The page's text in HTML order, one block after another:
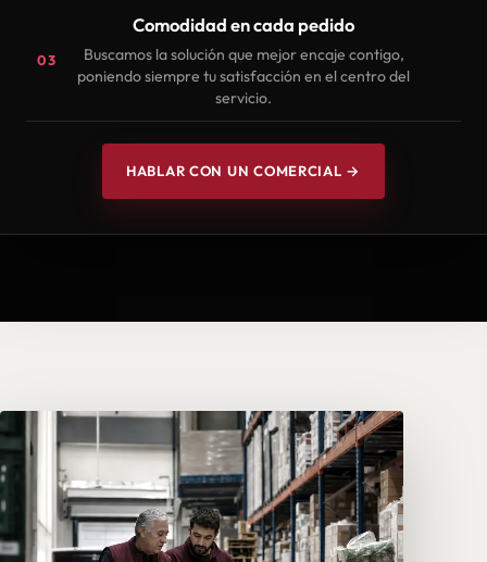
03
Comodidad en cada pedido
Buscamos la solución que mejor encaje contigo,
poniendo siempre tu satisfacción en el centro del
servicio.
HABLAR CON UN COMERCIAL →